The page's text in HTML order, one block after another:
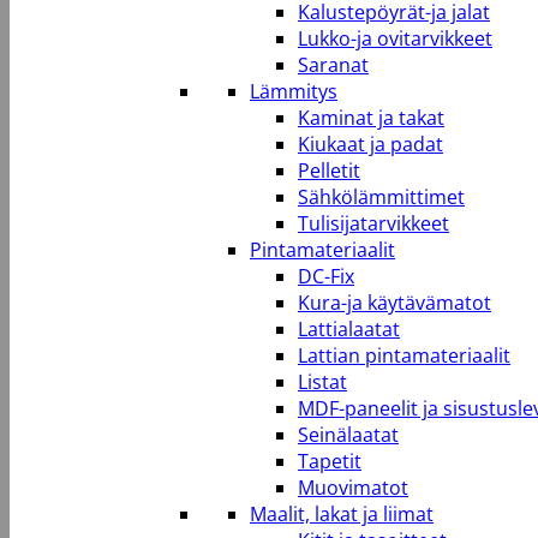
Kalustepöyrät-ja jalat
Lukko-ja ovitarvikkeet
Saranat
Lämmitys
Kaminat ja takat
Kiukaat ja padat
Pelletit
Sähkölämmittimet
Tulisijatarvikkeet
Pintamateriaalit
DC-Fix
Kura-ja käytävämatot
Lattialaatat
Lattian pintamateriaalit
Listat
MDF-paneelit ja
Seinälaatat
Tapetit
Muovimatot
Maalit, lakat ja liimat